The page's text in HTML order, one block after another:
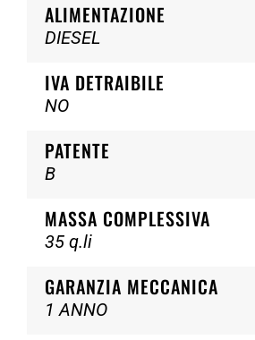
ALIMENTAZIONE
DIESEL
IVA DETRAIBILE
NO
PATENTE
B
MASSA COMPLESSIVA
35 q.li
GARANZIA MECCANICA
1 ANNO